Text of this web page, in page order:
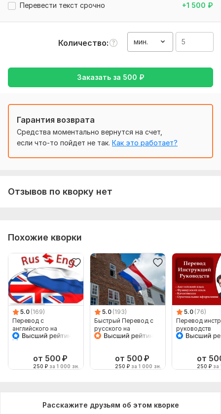
Товары и услуги,Финансы, банки, Электроника, гаджеты
Язык перевода:
с Русского на Английский
Перевести текст срочно +1 500 ₽
Количество мин.
Заказать за 500 ₽
Гарантия возврата
Средства моментально вернутся на счет,
если что-то пойдет не так. Как это работает?
Отзывов по кворку нет
Похожие кворки
5.0 (169)
Перевод с
английского на
русский
от 500 ₽
250 ₽ за 1 000 зн.
5.0 (193)
Быстрый Перевод с
русского на
голландский
от 500 ₽
250 ₽ за 1 000 зн.
5.0 (76)
Перевод
руководств
от
250 ₽ за
Расскажите друзьям об этом кворке